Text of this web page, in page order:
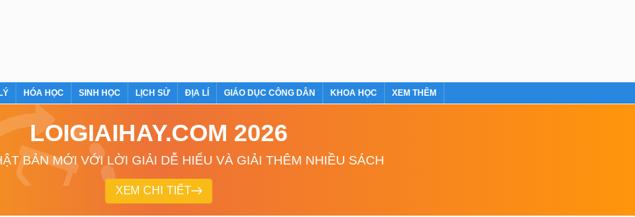
HÓA HỌC SINH HỌC LỊCH SỬ ĐỊA LÍ GIÁO DỤC CÔNG DÂN KHOA HỌC XEM THÊM
LOIGIAIHAY.COM 2026
BẢN MỚI VỚI LỜI GIẢI DỄ HIỂU VÀ GIẢI THÊM NHIỀU SÁCH
XEM CHI TIẾT